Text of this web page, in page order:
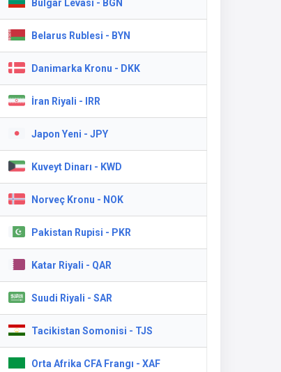
Bulgar Levası - BGN
Belarus Rublesi - BYN
Danimarka Kronu - DKK
İran Riyali - IRR
Japon Yeni - JPY
Kuveyt Dinarı - KWD
Norveç Kronu - NOK
Pakistan Rupisi - PKR
Katar Riyali - QAR
Suudi Riyali - SAR
Tacikistan Somonisi - TJS
Orta Afrika CFA Frangı - XAF